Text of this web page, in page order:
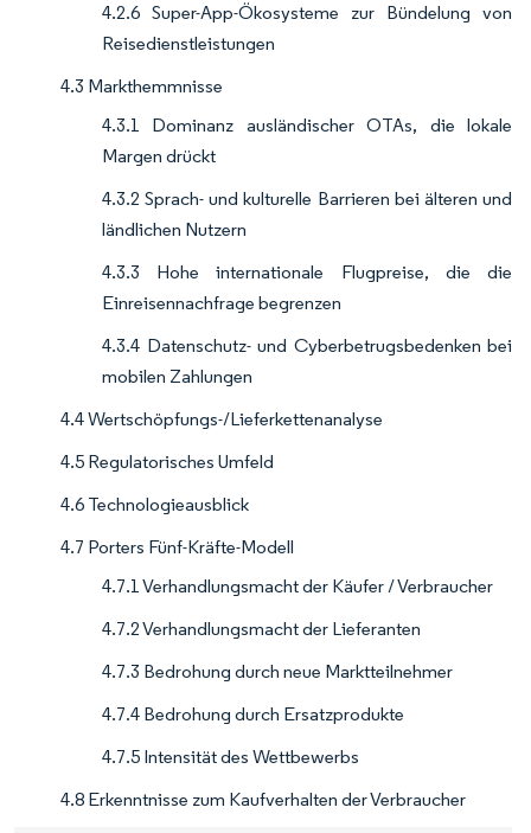
4.2.6 Super-App-Ökosysteme zur Bündelung von
Reisedienstleistungen
4.3 Markthemmnisse
4.3.1 Dominanz ausländischer OTAs, die lokale
Margen drückt
4.3.2 Sprach- und kulturelle Barrieren bei älteren und
ländlichen Nutzern
4.3.3 Hohe internationale Flugpreise, die die
Einreisennachfrage begrenzen
4.3.4 Datenschutz- und Cyberbetrugsbedenken bei
mobilen Zahlungen
4.4 Wertschöpfungs-/Lieferkettenanalyse
4.5 Regulatorisches Umfeld
4.6 Technologieausblick
4.7 Porters Fünf-Kräfte-Modell
4.7.1 Verhandlungsmacht der Käufer / Verbraucher
4.7.2 Verhandlungsmacht der Lieferanten
4.7.3 Bedrohung durch neue Marktteilnehmer
4.7.4 Bedrohung durch Ersatzprodukte
4.7.5 Intensität des Wettbewerbs
4.8 Erkenntnisse zum Kaufverhalten der Verbraucher